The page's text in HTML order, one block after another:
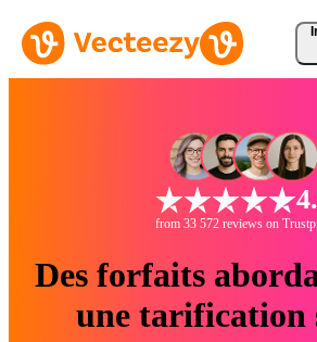
from 33 572 reviews on
Des forfaits
une tarification